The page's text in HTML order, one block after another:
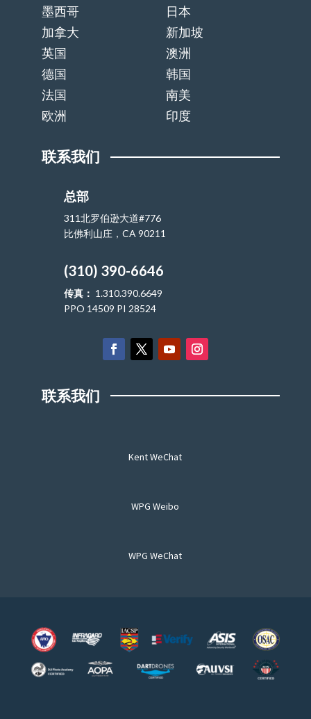
墨西哥
日本
加拿大
新加坡
英国
澳洲
德国
韩国
法国
南美
欧洲
印度
联系我们
总部
311北罗伯逊大道#776
比佛利山庄，CA 90211
(310) 390-6646
传真： 1.310.390.6649
PPO 14509 PI 28524
联系我们
Kent WeChat
WPG Weibo
WPG WeChat